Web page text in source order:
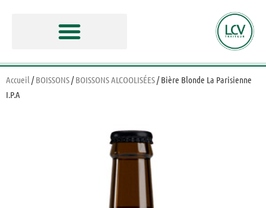
Accueil /BOISSONS/BOISSONS ALCOOLISÉES/ Bière Blonde La Parisienne
I.P.A